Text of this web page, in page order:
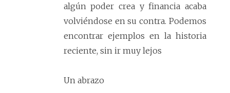
algún poder crea y financia acaba
volviéndose en su contra. Podemos
encontrar ejemplos en la historia
reciente, sin ir muy lejos
Un abrazo